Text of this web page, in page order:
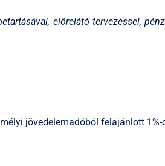
előrelátó tervezéssel,
jövedelemadóból felajánlott